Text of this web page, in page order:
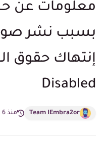
معلومات عن
بسبب نشر
Disabled
Team IEmbra2or منذ 6 سنة